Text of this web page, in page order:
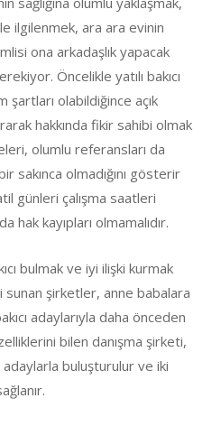
ilgilenmek, ara ara evinin
ona arkadaşlık yapacak
Öncelikle yatılı bakıcı
şartları olabildiğince açık
hakkında fikir sahibi olmak
olumlu referansları da
sakınca olmadığını gösterir
günleri çalışma saatleri
hak kayıpları olmamalıdır.
bulmak ve iyi ilişki kurmak
sunan şirketler, anne babalara
adaylarıyla daha önceden
bilen danışma şirketi,
buluşturulur ve iki